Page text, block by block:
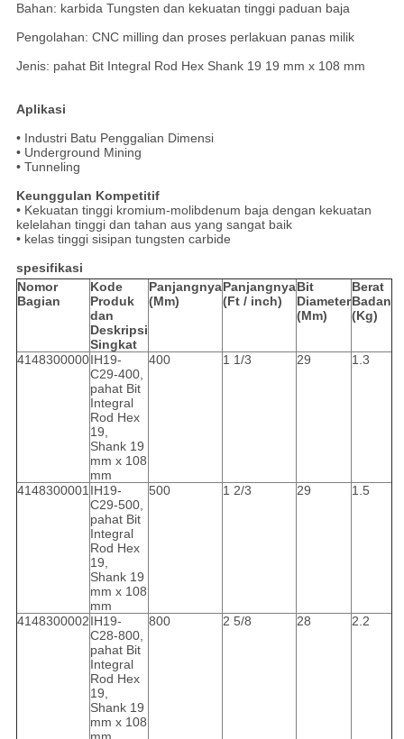
Bahan: karbida Tungsten dan kekuatan tinggi paduan baja
Pengolahan: CNC milling dan proses perlakuan panas milik
Jenis: pahat Bit Integral Rod Hex Shank 19 19 mm x 108 mm
Aplikasi
• Industri Batu Penggalian Dimensi
• Underground Mining
• Tunneling
Keunggulan Kompetitif
• Kekuatan tinggi kromium-molibdenum baja dengan kekuatan
kelelahan tinggi dan tahan aus yang sangat baik
• kelas tinggi sisipan tungsten carbide
spesifikasi
Nomor
Bagian
Kode
Produk
dan
Deskripsi
Singkat
Panjangnya
(Mm)
Panjangnya
(Ft / inch)
Bit
Diameter
(Mm)
Berat
Badan
(Kg)
4148300000IH19-
C29-400,
pahat Bit
Integral
Rod Hex
19,
Shank 19
mm x 108
mm
400 1 1/3 29 1.3
4148300001IH19-
C29-500,
pahat Bit
Integral
Rod Hex
19,
Shank 19
mm x 108
mm
500 1 2/3 29 1.5
4148300002IH19-
C28-800,
pahat Bit
Integral
Rod Hex
19,
Shank 19
mm x 108
800 2 5/8 28 2.2